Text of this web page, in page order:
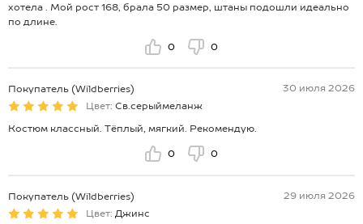
хотела . Мой рост 168, брала 50 размер, штаны подошли идеально
по длине.
0 0
Покупатель (Wildberries)
30 июля 2026
Цвет: Св.серыймеланж
Костюм классный. Тёплый, мягкий. Рекомендую.
0 0
Покупатель (Wildberries)
29 июля 2026
Цвет: Джинс